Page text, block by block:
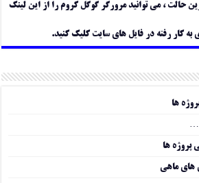
حالت ، می توانید مرورگر گوگل کروم را از این لینک
به کار رفته در فایل های سایت کلیک کنید.
های ماهی